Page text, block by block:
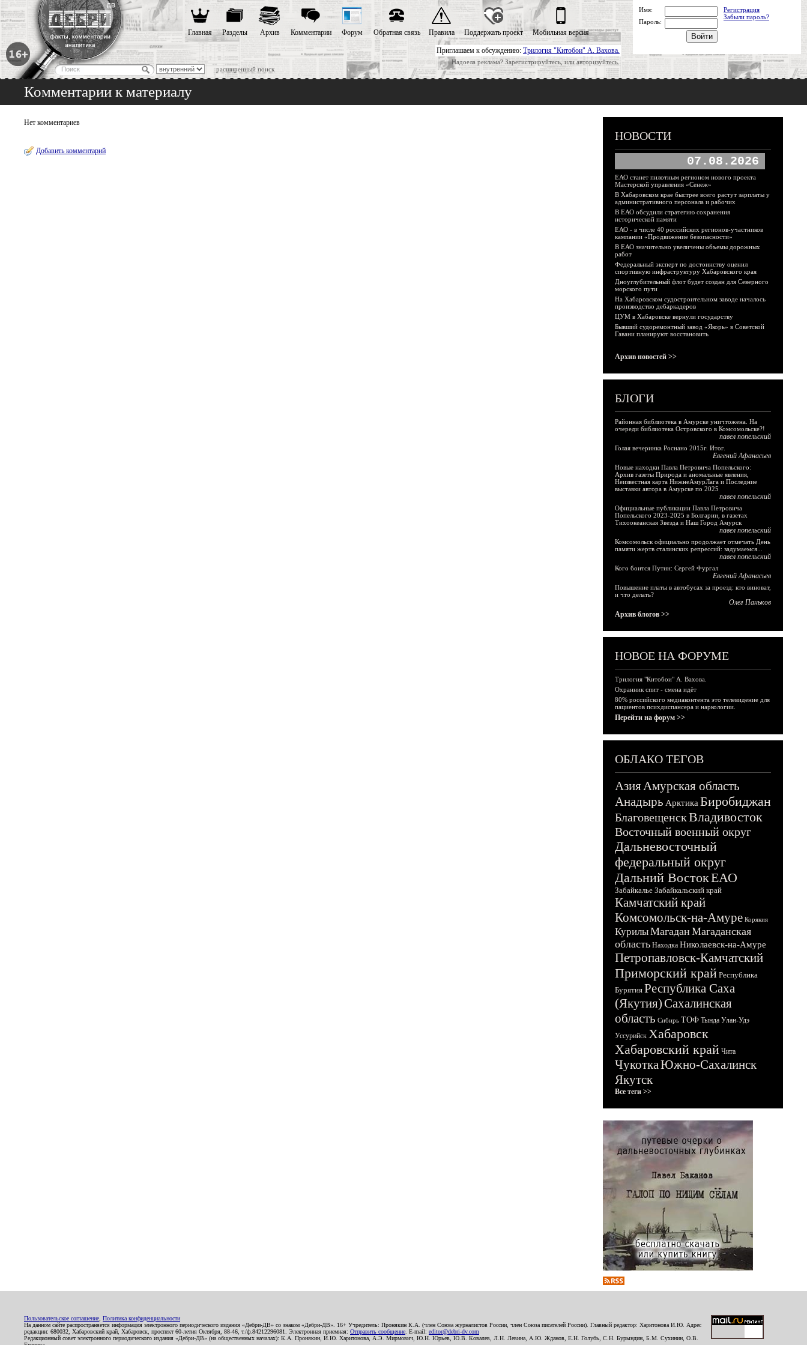
Приглашаем к обсуждению: Трилогия "Китобои" А. Вахова.
Надоела реклама? Зарегистрируйтесь, или авторизуйтесь.
расширенный поиск
Главная Разделы Архив Комментарии Форум Обратная связь Правила Поддержать проект Мобильная версия
Имя:
Регистрация
Забыли пароль?
Пароль:
Комментарии к материалу
Нет комментариев
Добавить комментарий
НОВОСТИ
07.08.2026
ЕАО станет пилотным регионом нового проекта
Мастерской управления «Сенеж»
В Хабаровском крае быстрее всего растут зарплаты у
административного персонала и рабочих
В ЕАО обсудили стратегию сохранения
исторической памяти
ЕАО - в числе 40 российских регионов-участников
кампании «Продвижение безопасности»
В ЕАО значительно увеличены объемы дорожных
работ
Федеральный эксперт по достоинству оценил
спортивную инфраструктуру Хабаровского края
Дноуглубительный флот будет создан для Северного
морского пути
На Хабаровском судостроительном заводе началось
производство дебаркадеров
ЦУМ в Хабаровске вернули государству
Бывший судоремонтный завод «Якорь» в Советской
Гавани планируют восстановить
Архив новостей >>
БЛОГИ
Районная библиотека в Амурске уничтожена. На
очереди библиотека Островского в Комсомольске?!
павел попельский
Голая вечеринка Роснано 2015г. Итог.
Евгений Афанасьев
Новые находки Павла Петровича Попельского:
Архив газеты Природа и аномальные явления,
Неизвестная карта НижнеАмурЛага и Последние
выставки автора в Амурске по 2025
павел попельский
Официальные публикации Павла Петровича
Попельского 2023-2025 в Болгарии, в газетах
Тихоокеанская Звезда и Наш Город Амурск
павел попельский
Комсомольск официально продолжает отмечать День
памяти жертв сталинских репрессий: задумаемся...
павел попельский
Кого боится Путин: Сергей Фургал
Евгений Афанасьев
Повышение платы в автобусах за проезд: кто виноват,
и что делать?
Олег Паньков
Архив блогов >>
НОВОЕ НА ФОРУМЕ
Трилогия "Китобои" А. Вахова.
Охранник спит - смена идёт
80% российского медиаконтента это телевидение для
пациентов психдиспансера и наркологии.
Перейти на форум >>
ОБЛАКО ТЕГОВ
АзияАмурская область
Анадырь Арктика Биробиджан
БлаговещенскВладивосток
Восточный военный округ
Дальневосточный
федеральный округ
Дальний ВостокЕАО
Забайкалье Забайкальский край
Камчатский край
Комсомольск-на-Амуре Корякия
КурилыМагадан Магаданская
область Находка Николаевск-на-Амуре
Петропавловск-Камчатский
Приморский край Республика
Бурятия Республика Саха
(Якутия)Сахалинская
область Сибирь ТОФ Тында Улан-Удэ
Уссурийск Хабаровск
Хабаровский край Чита
ЧукоткаЮжно-Сахалинск
Якутск
Все теги >>
Пользовательское соглашение Политика конфиденциальности
На данном сайте распространяется информация электронного периодического издания «Дебри-ДВ» со знаком «Дебри-ДВ». 16+ Учредитель: Пронякин К.А. (член Союза журналистов России, член Союза писателей России). Главный редактор: Харитонова И.Ю. Адрес
редакции: 680032, Хабаровский край, Хабаровск, проспект 60-летия Октября, 88-46, т./ф.84212296081. Электронная приемная: Отправить сообщение . E-mail: editor@debri-dv.com
Редакционный совет электронного периодического издания «Дебри-ДВ» (на общественных началах): К.А. Пронякин, И.Ю. Харитонова, А.Э. Мирмович, Ю.Н. Юрьев, Ю.В. Ковалев, Л.Н. Левина, А.Ю. Жданов, Е.Н. Голубь, С.Н. Бурындин, Б.М. Сухинин, О.В.